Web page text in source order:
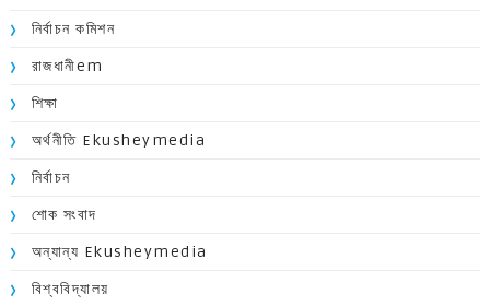
নির্বাচন কমিশন
রাজধানীem
শিক্ষা
অর্থনীতি Ekusheymedia
নির্বাচন
শোক সংবাদ
অন্যান্য Ekusheymedia
বিশ্ববিদ্যালয়